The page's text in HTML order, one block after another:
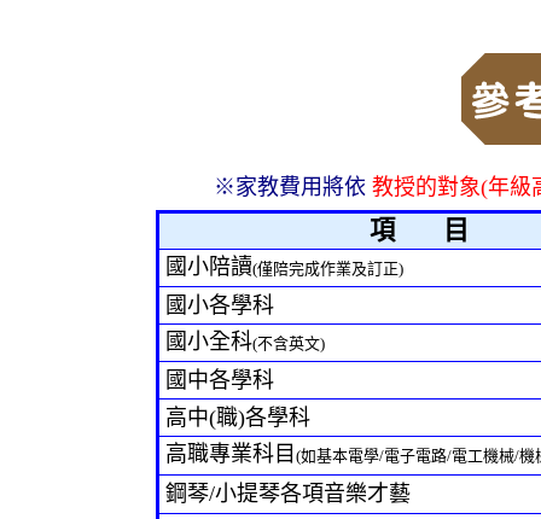
※家教費用將依 教授的對象(年級
項 目
國小陪讀(僅陪完成作業及訂正)
國小各學科
國小全科(不含英文)
國中各學科
高中(職)各學科
高職專業科目 (如基本電學/電子電路/電工機械/機
鋼琴/小提琴各項音樂才藝